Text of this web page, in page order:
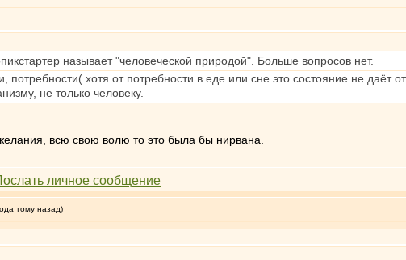
называет "человеческой природой". Больше вопросов нет.
потребности( хотя от потребности в еде или сне это состояние не даёт
не только человеку.
всю свою волю то это была бы нирвана.
тому назад)